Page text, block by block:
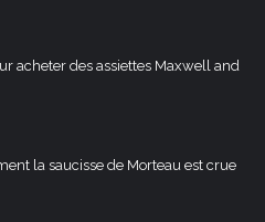
acheter des assiettes Maxwell and
la saucisse de Morteau est crue